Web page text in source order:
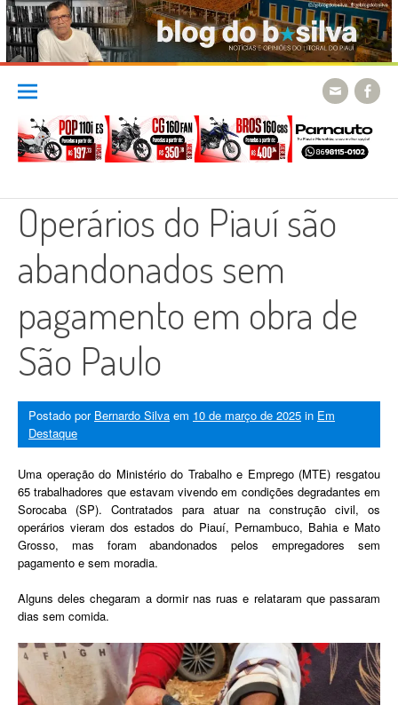
Skip
content
Operários do Piauí são
abandonados sem
pagamento em obra de
São Paulo
Postado por Bernardo Silva em 10 de março de 2025 in Em
Destaque
Uma operação do Ministério do Trabalho e Emprego (MTE) resgatou
65 trabalhadores que estavam vivendo em condições degradantes em
Sorocaba (SP). Contratados para atuar na construção civil, os
operários vieram dos estados do Piauí, Pernambuco, Bahia e Mato
Grosso, mas foram abandonados pelos empregadores sem
pagamento e sem moradia.
Alguns deles chegaram a dormir nas ruas e relataram que passaram
dias sem comida.